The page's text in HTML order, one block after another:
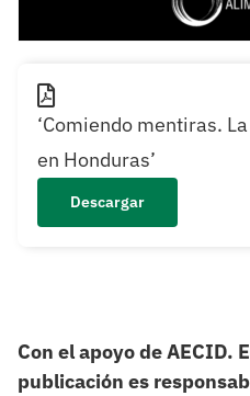
‘Comiendo mentiras.
en Honduras’
Descargar
Con el apoyo de AECID.
publicación es